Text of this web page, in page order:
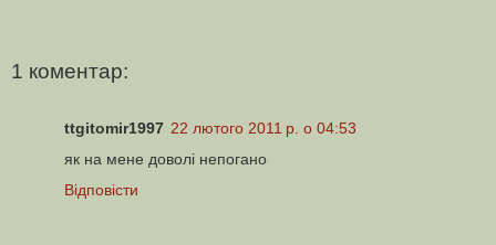
1 коментар:
ttgitomir1997 22 лютого 2011 р. о 04:53
як на мене доволі непогано
Відповісти